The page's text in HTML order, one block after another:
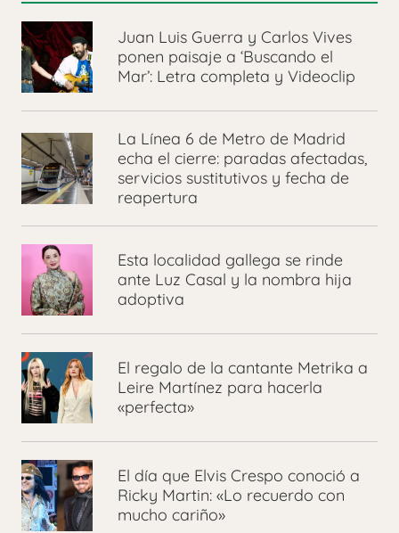
Juan Luis Guerra y Carlos Vives
ponen paisaje a ‘Buscando el
Mar’: Letra completa y Videoclip
La Línea 6 de Metro de Madrid
echa el cierre: paradas afectadas,
servicios sustitutivos y fecha de
reapertura
Esta localidad gallega se rinde
ante Luz Casal y la nombra hija
adoptiva
El regalo de la cantante Metrika a
Leire Martínez para hacerla
«perfecta»
El día que Elvis Crespo conoció a
Ricky Martin: «Lo recuerdo con
mucho cariño»